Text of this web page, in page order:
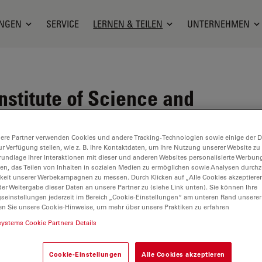
SERVICE LERNEN & TEILEN UNTERNEHMEN
of Science and
Österreich
ist eine interdisziplinäre
mit Graduiertenausbildung
und experimentelle Forschung in den
sowie Informations- und
mittelgroßen Forschungsgruppen organisiert,
hinweg miteinander interagieren.
Partner verwenden Cookies und andere Tracking-Technologien sowie einige der
Verfügung stellen, wie z. B. Ihre Kontaktdaten, um Ihre Nutzung unserer Website
Ihrer Interaktionen mit dieser und anderen Websites personalisierte
das Teilen von Inhalten in sozialen Medien zu ermöglichen sowie Analysen
unserer Werbekampagnen zu messen. Durch Klicken auf „Alle Cookies
Weitergabe dieser Daten an unsere Partner zu (siehe Link unten). Sie können Ihre
jederzeit im Bereich „Cookie-Einstellungen“ am unteren Rand
Sie unsere Cookie-Hinweise, um mehr über unsere Praktiken zu erfahren
Cookie Partners Details
Cookie-Einstellungen Alle Cookies akzeptieren